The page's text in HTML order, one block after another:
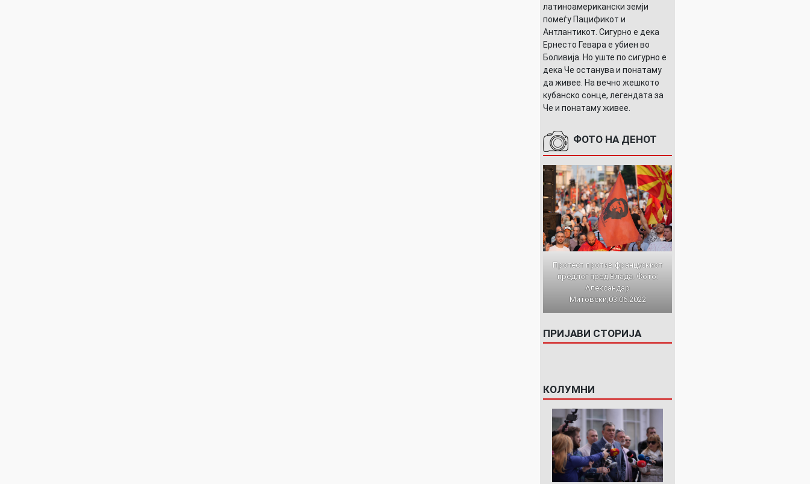
латиноамерикански земји
помеѓу Пацификот и
Антлантикот. Сигурно е дека
Ернесто Гевара е убиен во
Боливија. Но уште по сигурно е
дека Че останува и понатаму
да живее. На вечно жешкото
кубанско сонце, легендата за
Че и понатаму живее.
ФОТО НА ДЕНОТ
Протест против францускиот
предлог пред Влада. Фото:
Александар
Митовски,03.06.2022
ПРИЈАВИ СТОРИЈА
КОЛУМНИ